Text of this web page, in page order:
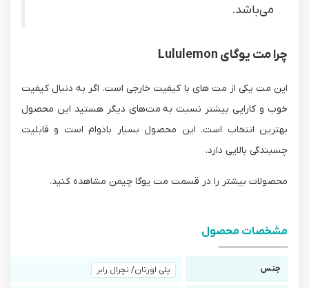
می‌باشد.
چرا مت یوگای Lululemon
این مت یکی از مت های با کیفیت خارجی است. اگر به دنبال کیفیت
خوب و کارایی بیشتر نسبت به مت‌های دیگر هستید این محصول
بهترین انتخاب است. این محصول بسیار بادوام است و قابلیت
چسبندگی بالایی دارد.
محصولات بیشتر را در قسمت مت یوگا چیمن مشاهده کنید.
مشخصات محصول
جنس پلی اورتان/ نچرال رابر